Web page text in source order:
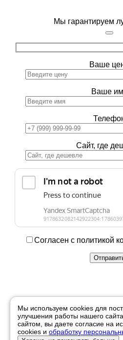
Мы гарантируем
Ваше
Ваше
Сайт, где
Согласен с политикой
Купить в 1
Ваше имя
Телефон
Мы используем cookies для
улучшения работы нашего
сайтом, вы даете согласие на
cookies и обработку